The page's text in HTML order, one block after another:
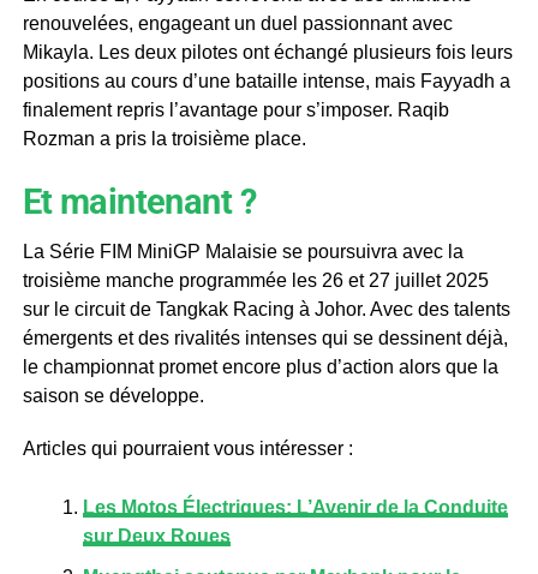
renouvelées, engageant un duel passionnant avec
Mikayla. Les deux pilotes ont échangé plusieurs fois leurs
positions au cours d’une bataille intense, mais Fayyadh a
finalement repris l’avantage pour s’imposer. Raqib
Rozman a pris la troisième place.
Et maintenant ?
La Série FIM MiniGP Malaisie se poursuivra avec la
troisième manche programmée les 26 et 27 juillet 2025
sur le circuit de Tangkak Racing à Johor. Avec des talents
émergents et des rivalités intenses qui se dessinent déjà,
le championnat promet encore plus d’action alors que la
saison se développe.
Articles qui pourraient vous intéresser :
Les Motos Électriques: L’Avenir de la Conduite
sur Deux Roues